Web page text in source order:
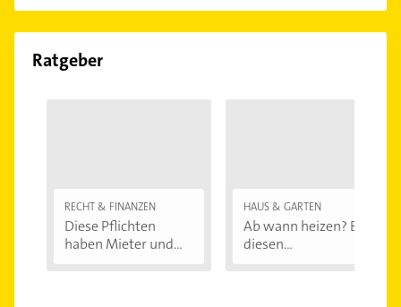
Ratgeber
RECHT & FINANZEN
Diese Pflichten
haben Mieter und...
HAUS & GARTEN
Ab wann heizen? Bei
diesen